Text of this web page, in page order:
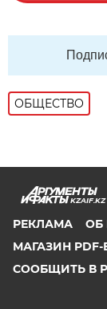
ОБЩЕСТВО
KZAIF.KZ
РЕКЛАМА
ОБ
МАГАЗИН
СООБЩИТЬ В